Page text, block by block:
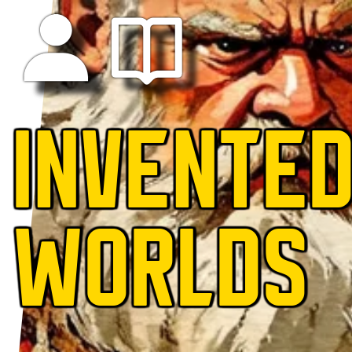
WORLDS